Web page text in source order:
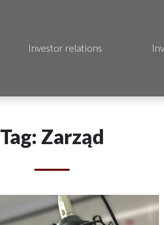
Investor relations
Tag: Zarząd